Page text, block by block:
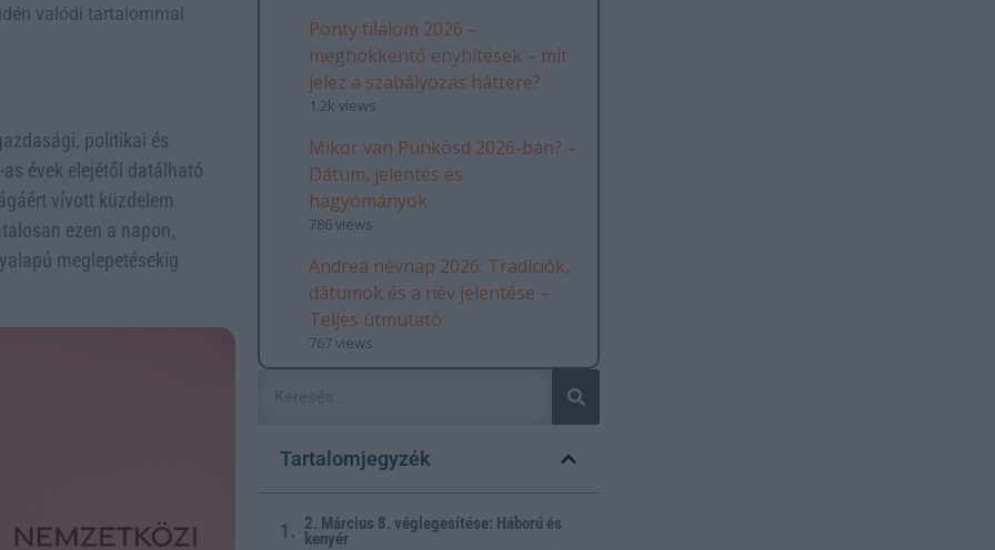
valódi tartalommal
politikai és
évek elejétől datálható
vívott küzdelem
ezen a napon,
meglepetésekig
Ponty tilalom 2026 –
meghökkentő enyhítések – mit
jelez a szabályozás háttere?
1.2k views
Mikor van Pünkösd 2026-ban? –
Dátum, jelentés és
hagyományok
786 views
Andrea névnap 2026: Tradíciók,
dátumok és a név jelentése –
Teljes útmutató
767 views
Tartalomjegyzék
2. Március 8. véglegesítése: Háború és
kenyér